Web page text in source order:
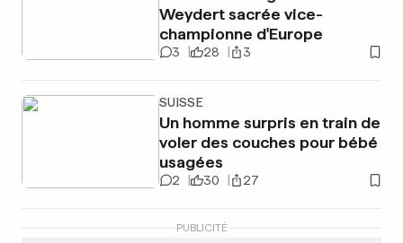
Weydert sacrée vice-
championne d'Europe
3 28 3
SUISSE
Un homme surpris en train de
voler des couches pour bébé
usagées
2 30 27
PUBLICITÉ